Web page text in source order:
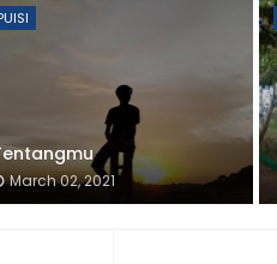
March 02, 2021